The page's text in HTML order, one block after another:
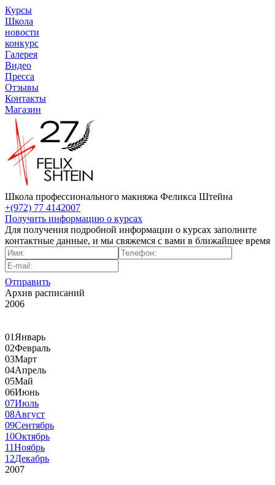
Курсы
Школа
новости
конкурс
Галерея
Видео
Пресса
Отзывы
Контакты
Магазин
Школа профессионального макияжа Феликса Штейна
+(972) 77 4142007
Получить информацию о курсах
Для получения подробной информации о курсах заполните
контактные данные, и мы свяжемся с вами в ближайшее время
Отправить
Архив расписаний
2006
01 Январь
02Февраль
03Март
04Апрель
05Май
06Июнь
07Июль
08Август
09Сентябрь
10Октябрь
11Ноябрь
12Декабрь
2007